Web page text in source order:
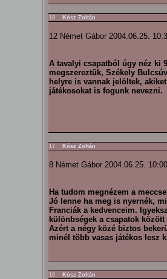
18 Kósz Zoltán
12 Német Gábor 2004.06.25.
A tavalyi csapatból úgy néz ki
megszereztük, Székely
helyre is vannak jelöltek,
játékosokat is fogunk nevezni.
17 Kósz Zoltán
8 Német Gábor 2004.06.25. 10:00
Ha tudom megnézem a
Jó lenne ha meg is nyernék,
Franciák a kedvenceim.
különbségek a csapatok
Azért a négy közé biztos
minél több vasas játékos lesz
16 Kósz Zoltán